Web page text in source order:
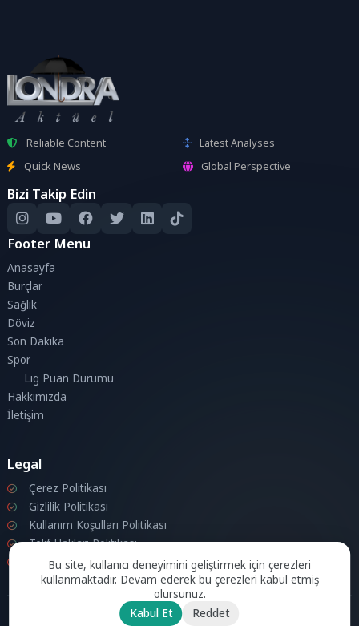
Reliable Content
Latest Analyses
Quick News
Global Perspective
Bizi Takip Edin
Footer Menu
Anasayfa
Burçlar
Sağlık
Döviz
Son Dakika
Spor
Lig Puan Durumu
Hakkımızda
İletişim
Legal
Çerez Politikası
Gizlilik Politikası
Kullanım Koşulları Politikası
Telif Hakları Politikası
İletişim
Bu site, kullanıcı deneyimini geliştirmek için çerezleri
kullanmaktadır. Devam ederek bu çerezleri kabul etmiş
olursunuz.
Kabul Et
Reddet